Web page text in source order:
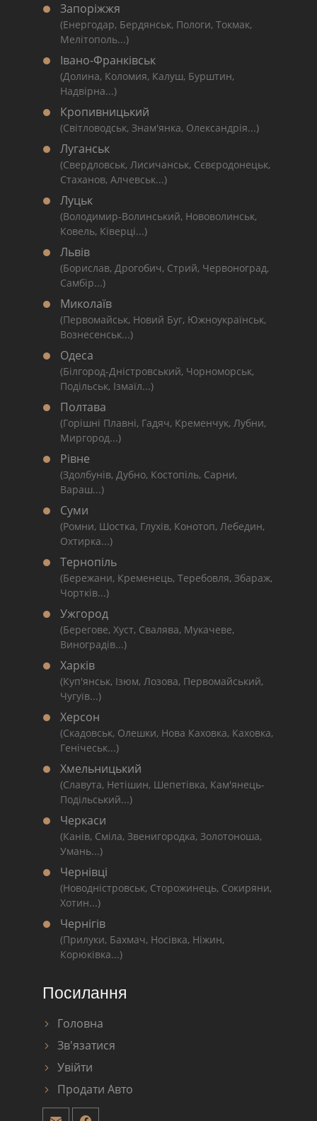
Запоріжжя
(Енергодар, Бердянськ, Пологи, Токмак,
Мелітополь...)
Івано-Франківськ
(Долина, Коломия, Калуш, Бурштин,
Надвірна...)
Кропивницький
(Світловодськ, Знам'янка, Олександрія...)
Луганськ
(Свердловськ, Лисичанськ, Сєвєродонецьк,
Стаханов, Алчевськ...)
Луцьк
(Володимир-Волинський, Нововолинськ,
Ковель, Ківерці...)
Львів
(Борислав, Дрогобич, Стрий, Червоноград,
Самбір...)
Миколаїв
(Первомайськ, Новий Буг, Южноукраїнськ,
Вознесенськ...)
Одеса
(Білгород-Дністровський, Чорноморськ,
Подільськ, Ізмаїл...)
Полтава
(Горішні Плавні, Гадяч, Кременчук, Лубни,
Миргород...)
Рівне
(Здолбунів, Дубно, Костопіль, Сарни,
Вараш...)
Суми
(Ромни, Шостка, Глухів, Конотоп, Лебедин,
Охтирка...)
Тернопіль
(Бережани, Кременець, Теребовля, Збараж,
Чортків...)
Ужгород
(Берегове, Хуст, Свалява, Мукачеве,
Виноградів...)
Харків
(Куп'янськ, Ізюм, Лозова, Первомайський,
Чугуїв...)
Херсон
(Скадовськ, Олешки, Нова Каховка, Каховка,
Генічеськ...)
Хмельницький
(Славута, Нетішин, Шепетівка, Кам'янець-
Подільський...)
Черкаси
(Канів, Сміла, Звенигородка, Золотоноша,
Умань...)
Чернівці
(Новодністровськ, Сторожинець, Сокиряни,
Хотин...)
Чернігів
(Прилуки, Бахмач, Носівка, Ніжин,
Корюківка...)
Посилання
Головна
Зв'язатися
Увійти
Продати Авто